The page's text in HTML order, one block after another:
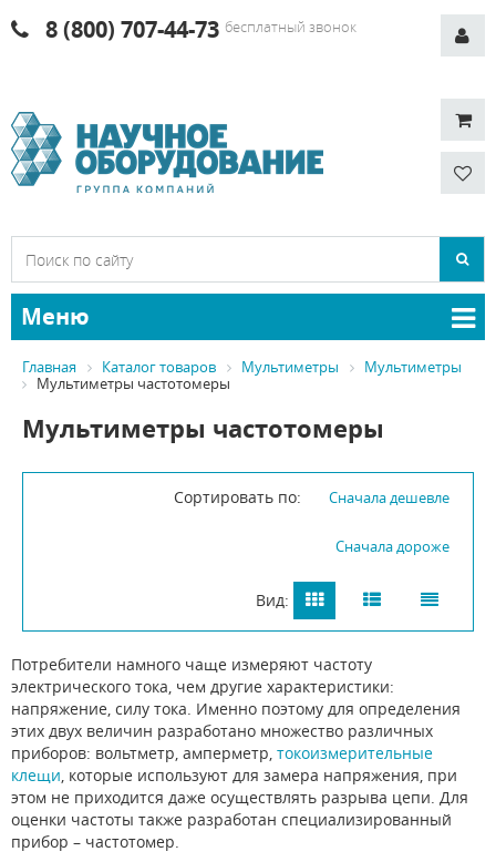
8 (800) 707-44-73 бесплатный звонок
Меню
Главная Каталог товаров Мультиметры
Мультиметры
Мультиметры частотомеры
Мультиметры частотомеры
Сортировать по: Сначала дешевле
Сначала дороже
Вид:
Потребители намного чаще измеряют частоту
электрического тока, чем другие характеристики:
напряжение, силу тока. Именно поэтому для определения
этих двух величин разработано множество различных
приборов: вольтметр, амперметр, токоизмерительные
клещи , которые используют для замера напряжения, при
этом не приходится даже осуществлять разрыва цепи. Для
оценки частоты также разработан специализированный
прибор – частотомер.